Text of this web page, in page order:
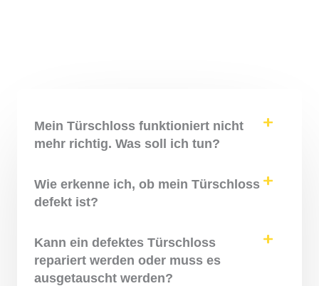
Mein Türschloss funktioniert nicht
mehr richtig. Was soll ich tun?
Wie erkenne ich, ob mein Türschloss
defekt ist?
Kann ein defektes Türschloss
repariert werden oder muss es
ausgetauscht werden?